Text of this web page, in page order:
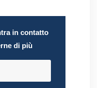
in contatto
di più